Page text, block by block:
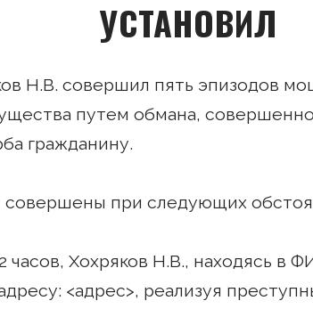
УСТАНОВИЛ
Н.В. совершил пять эпизодов
путем обмана,
гражданину.
при следующих
Хохряков Н.В., находясь в
<адрес>, реализуя